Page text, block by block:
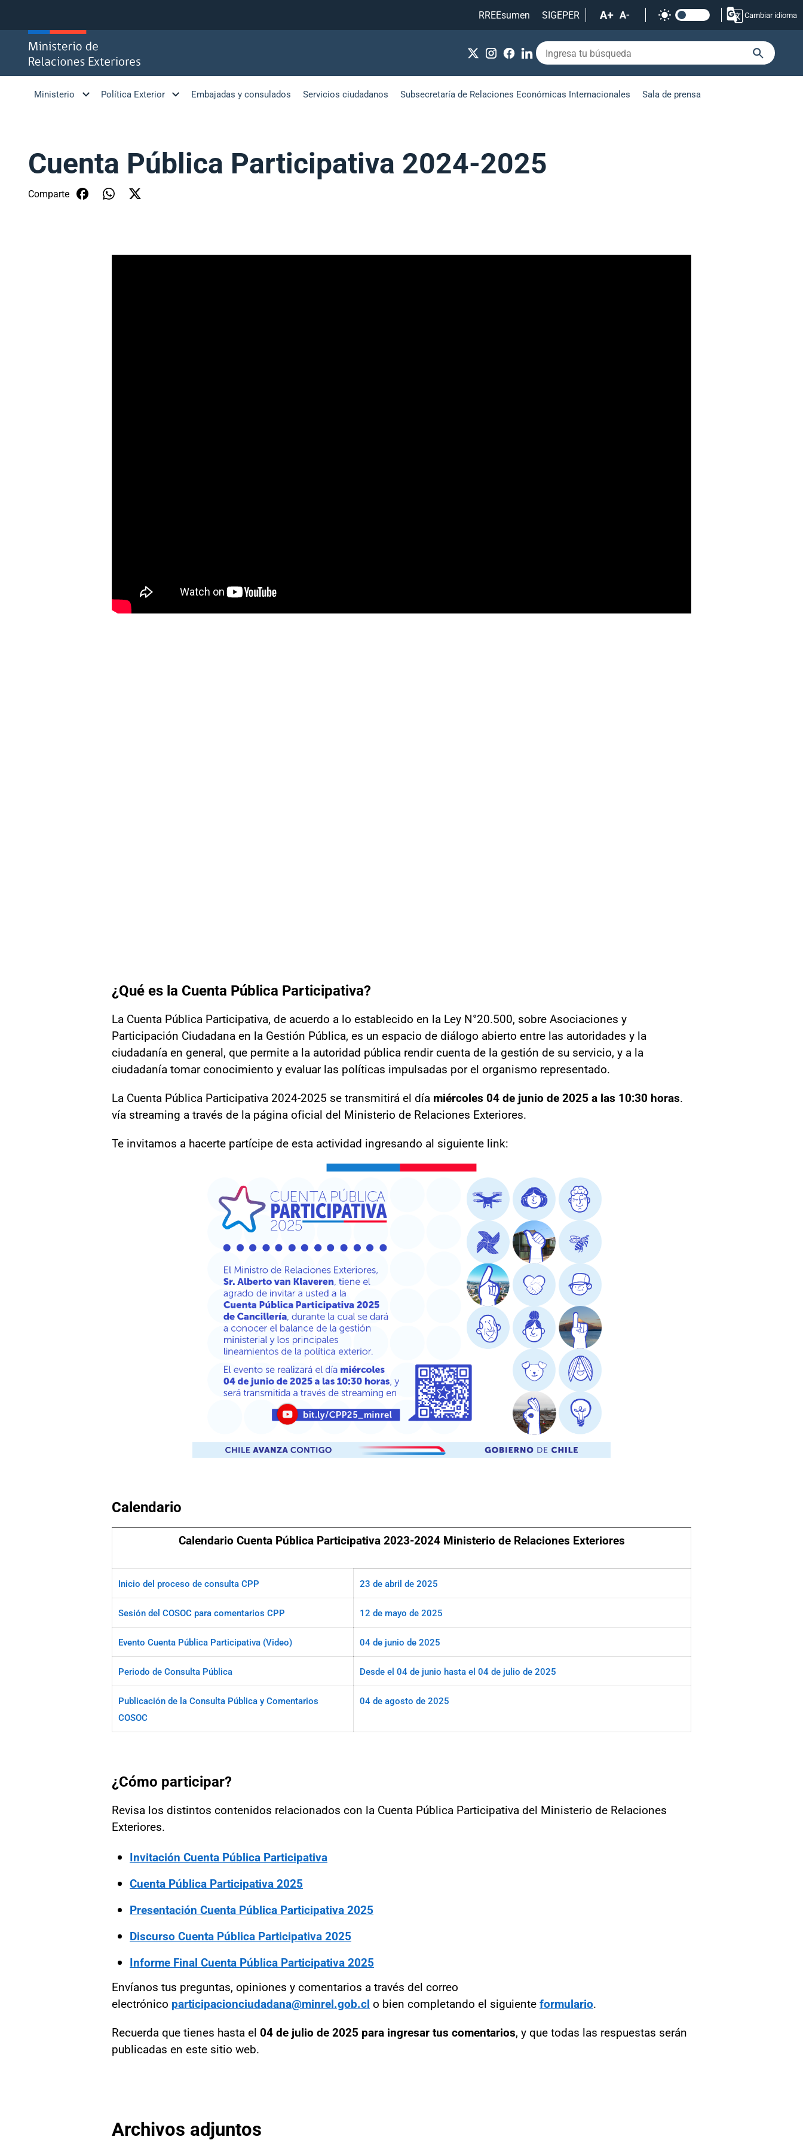
RREEsumen
SIGEPER Cambiar idioma
Ministerio Política Exterior Embajadas y consulados Servicios ciudadanos Subsecretaría de Relaciones Económicas Internacionales Sala de prensa
Cuenta Pública Participativa 2024-2025
Comparte
¿Qué es la Cuenta Pública Participativa?
La Cuenta Pública Participativa, de acuerdo a lo establecido en la Ley N°20.500, sobre Asociaciones y
Participación Ciudadana en la Gestión Pública, es un espacio de diálogo abierto entre las autoridades y la
ciudadanía en general, que permite a la autoridad pública rendir cuenta de la gestión de su servicio, y a la
ciudadanía tomar conocimiento y evaluar las políticas impulsadas por el organismo representado.
La Cuenta Pública Participativa 2024-2025 se transmitirá el día miércoles 04 de junio de 2025 a las 10:30 horas.
vía streaming a través de la página oficial del Ministerio de Relaciones Exteriores.
Te invitamos a hacerte partícipe de esta actividad ingresando al siguiente link:
Calendario
Calendario Cuenta Pública Participativa 2023-2024 Ministerio de Relaciones Exteriores
Inicio del proceso de consulta CPP 23 de abril de 2025
Sesión del COSOC para comentarios CPP 12 de mayo de 2025
Evento Cuenta Pública Participativa (Video) 04 de junio de 2025
Periodo de Consulta Pública Desde el 04 de junio hasta el 04 de julio de 2025
Publicación de la Consulta Pública y Comentarios
COSOC
04 de agosto de 2025
¿Cómo participar?
Revisa los distintos contenidos relacionados con la Cuenta Pública Participativa del Ministerio de Relaciones
Exteriores.
Invitación Cuenta Pública Participativa
Cuenta Pública Participativa 2025
Presentación Cuenta Pública Participativa 2025
Discurso Cuenta Pública Participativa 2025
Informe Final Cuenta Pública Participativa 2025
Envíanos tus preguntas, opiniones y comentarios a través del correo
electrónico participacionciudadana@minrel.gob.cl o bien completando el siguiente formulario.
Recuerda que tienes hasta el 04 de julio de 2025 para ingresar tus comentarios, y que todas las respuestas serán
publicadas en este sitio web.
Archivos adjuntos